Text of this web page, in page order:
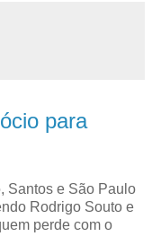
para
Santos e São Paulo
Rodrigo Souto e
perde com o